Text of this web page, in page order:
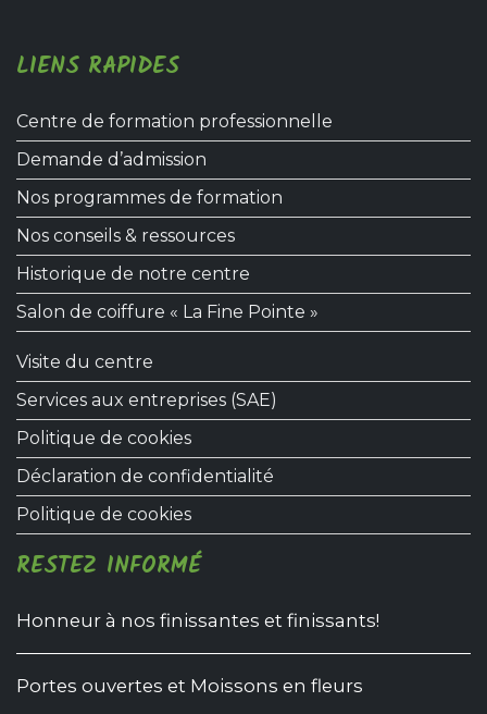
LIENS RAPIDES
Centre de formation professionnelle
Demande d’admission
Nos programmes de formation
Nos conseils & ressources
Historique de notre centre
Salon de coiffure « La Fine Pointe »
Visite du centre
Services aux entreprises (SAE)
Politique de cookies
Déclaration de confidentialité
Politique de cookies
RESTEZ INFORMÉ
Honneur à nos finissantes et finissants!
Portes ouvertes et Moissons en fleurs